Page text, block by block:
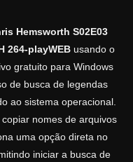
Hemsworth S02E03
264-playWEBusando o
gratuito para Windows
de busca de legendas
ao sistema operacional.
nomes de arquivos
uma opção direta no
iniciar a busca de